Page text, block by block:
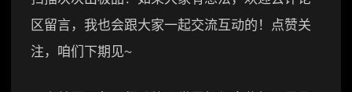
区留言，我也会跟大家一起交流互动的！点赞关
注，咱们下期见~